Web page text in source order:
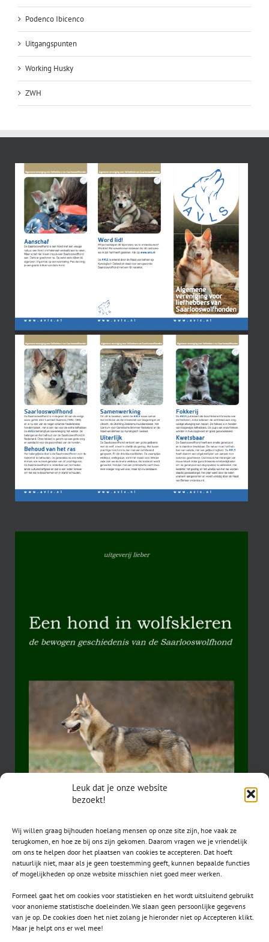
Leuk dat je onze website
bezoekt!
Wij willen graag bijhouden hoelang mensen op onze site zijn, hoe vaak ze
terugkomen, en hoe ze bij ons zijn gekomen. Daarom vragen we je vriendelijk
om ons te helpen door het plaatsen van cookies te accepteren. Dat hoeft
natuurlijk niet, maar als je geen toestemming geeft, kunnen bepaalde functies
of mogelijkheden op onze website misschien niet goed meer werken.
Formeel gaat het om cookies voor statistieken en het wordt uitsluitend gebruikt
voor anonieme statistische doeleinden.We slaan geen persoonlijke gegevens
van je op. De cookies doen het niet zolang je hieronder niet op Accepteren klikt.
Maar je helpt ons er wel mee!
Podenco Ibicenco
Uitgangspunten
Working Husky
ZWH
CONTACT